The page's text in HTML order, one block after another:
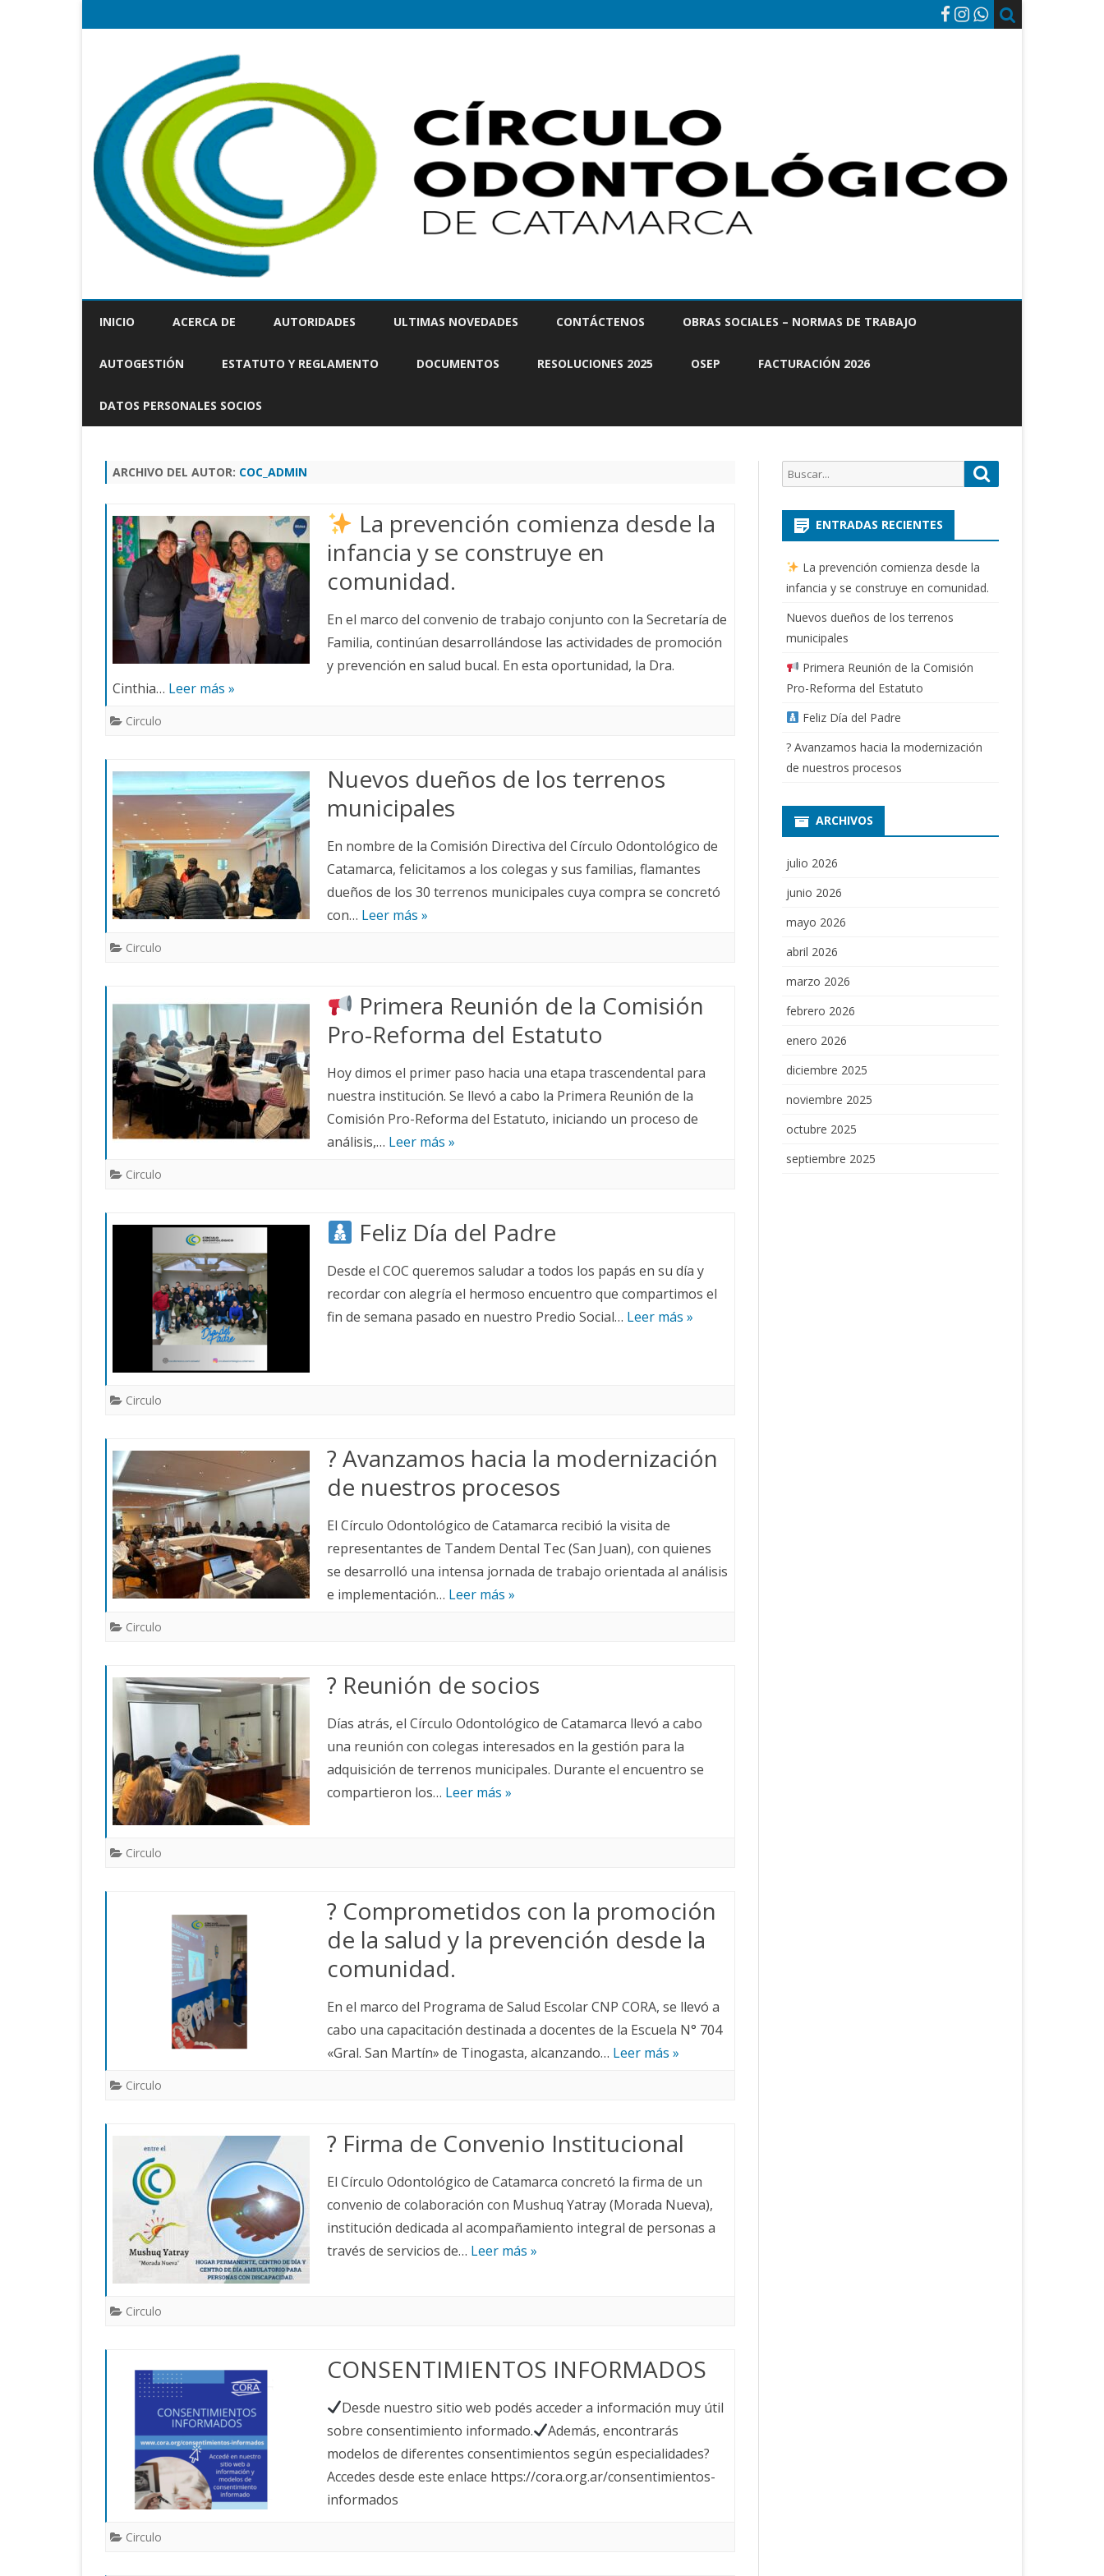
contenido
INICIO ACERCA DE AUTORIDADES ULTIMAS NOVEDADES CONTÁCTENOS OBRAS SOCIALES – NORMAS DE TRABAJO
AUTOGESTIÓN ESTATUTO Y REGLAMENTO DOCUMENTOS RESOLUCIONES 2025 OSEP FACTURACIÓN 2026
DATOS PERSONALES SOCIOS
ARCHIVO DEL AUTOR: COC_ADMIN
La prevención comienza desde la
infancia y se construye en
comunidad.
En el marco del convenio de trabajo conjunto con la Secretaría de
Familia, continúan desarrollándose las actividades de promoción
y prevención en salud bucal. En esta oportunidad, la Dra.
Cinthia… Leer más »
Circulo
Nuevos dueños de los terrenos
municipales
En nombre de la Comisión Directiva del Círculo Odontológico de
Catamarca, felicitamos a los colegas y sus familias, flamantes
dueños de los 30 terrenos municipales cuya compra se concretó
con… Leer más »
Circulo
Primera Reunión de la Comisión
Pro-Reforma del Estatuto
Hoy dimos el primer paso hacia una etapa trascendental para
nuestra institución. Se llevó a cabo la Primera Reunión de la
Comisión Pro-Reforma del Estatuto, iniciando un proceso de
análisis,… Leer más »
Circulo
Feliz Día del Padre
Desde el COC queremos saludar a todos los papás en su día y
recordar con alegría el hermoso encuentro que compartimos el
fin de semana pasado en nuestro Predio Social… Leer más »
Circulo
? Avanzamos hacia la modernización
de nuestros procesos
El Círculo Odontológico de Catamarca recibió la visita de
representantes de Tandem Dental Tec (San Juan), con quienes
se desarrolló una intensa jornada de trabajo orientada al análisis
e implementación… Leer más »
Circulo
? Reunión de socios
Días atrás, el Círculo Odontológico de Catamarca llevó a cabo
una reunión con colegas interesados en la gestión para la
adquisición de terrenos municipales. Durante el encuentro se
compartieron los… Leer más »
Circulo
? Comprometidos con la promoción
de la salud y la prevención desde la
comunidad.
En el marco del Programa de Salud Escolar CNP CORA, se llevó a
cabo una capacitación destinada a docentes de la Escuela N° 704
«Gral. San Martín» de Tinogasta, alcanzando… Leer más »
Circulo
? Firma de Convenio Institucional
El Círculo Odontológico de Catamarca concretó la firma de un
convenio de colaboración con Mushuq Yatray (Morada Nueva),
institución dedicada al acompañamiento integral de personas a
través de servicios de… Leer más »
Circulo
CONSENTIMIENTOS INFORMADOS
Desde nuestro sitio web podés acceder a información muy útil
sobre consentimiento informado.
Además, encontrarás
modelos de diferentes consentimientos según especialidades?
Accedes desde este enlace https://cora.org.ar/consentimientos-
informados
Circulo
Buscar
por:
ENTRADAS RECIENTES
La prevención comienza desde la
infancia y se construye en comunidad.
Nuevos dueños de los terrenos
municipales
Primera Reunión de la Comisión
Pro-Reforma del Estatuto
Feliz Día del Padre
? Avanzamos hacia la modernización
de nuestros procesos
ARCHIVOS
julio 2026
junio 2026
mayo 2026
abril 2026
marzo 2026
febrero 2026
enero 2026
diciembre 2025
noviembre 2025
octubre 2025
septiembre 2025